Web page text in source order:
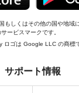
もしくはその他の国や地域
ービスマークです。
ゴは Google LLC の商標で
サポート情報